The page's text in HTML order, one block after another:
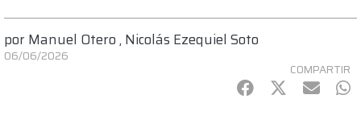
por Manuel Otero, Nicolás Ezequiel Soto
06/06/2026
COMPARTIR
Facebook
Twitter
mail